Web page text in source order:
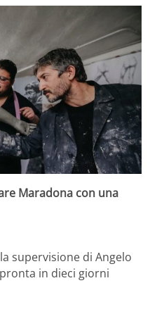
Maradona con una
supervisione di Angelo
in dieci giorni